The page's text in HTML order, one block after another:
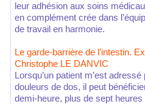
leur adhésion aux soins
en complément crée dans
de travail en harmonie.
Le garde-barrière de l’intestin.
Christophe LE DANVIC
Lorsqu’un patient m’est
douleurs de dos, il peut
demi-heure, plus de sept